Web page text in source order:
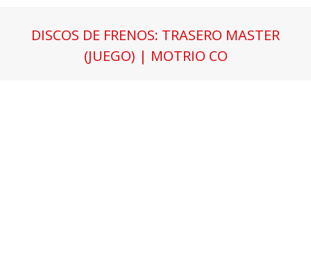
DISCOS DE FRENOS: TRASERO MASTER
(JUEGO) | MOTRIO CO